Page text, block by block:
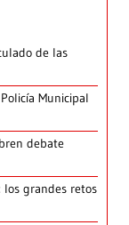
de las
Municipal
debate
los grandes retos